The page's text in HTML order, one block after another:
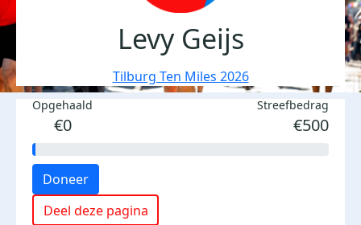
Levy Geijs
Tilburg Ten Miles 2026
Opgehaald
€0
Streefbedrag
€500
Doneer
Deel deze pagina